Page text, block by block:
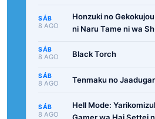
SÁB
8 AGO
Honzuki no
ni Naru Tame ni wa
Ryoushu no Youjo
SÁB
8 AGO Black Torch
SÁB
8 AGO Tenmaku no Jaadugar
SÁB
8 AGO
Hell Mode: